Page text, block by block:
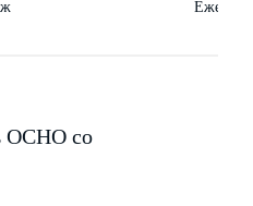
ОСНО со